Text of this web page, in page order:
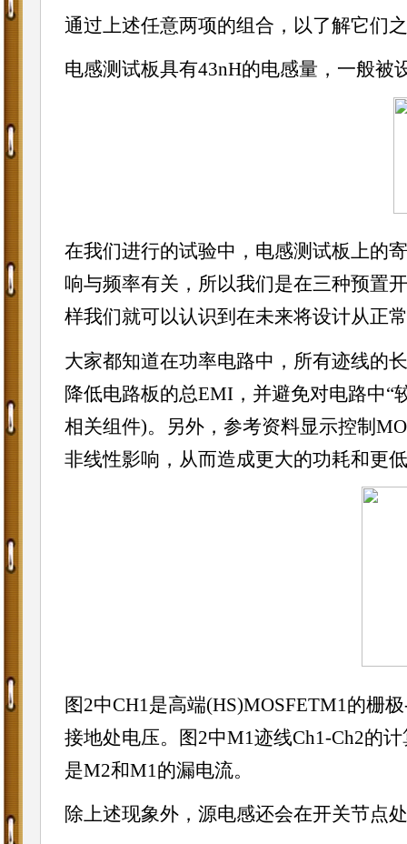
通过上述任意两项的组合，以了解它们
电感测试板具有43nH的电感量，一般被
在我们进行的试验中，电感测试板上的
响与频率有关，所以我们是在三种预置
样我们就可以认识到在未来将设计从正
大家都知道在功率电路中，所有迹线的
降低电路板的总EMI，并避免对电路中“
相关组件)。另外，参考资料显示控制
非线性影响，从而造成更大的功耗和更
图2中CH1是高端(HS)MOSFETM1的栅
接地处电压。图2中M1迹线Ch1-Ch2的
是M2和M1的漏电流。
除上述现象外，源电感还会在开关节点